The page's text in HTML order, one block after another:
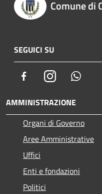
Comune di
SEGUICI SU
FacebookInstagram
AMMINISTRAZIONE
Organi di Governo
Aree Amministrative
Uffici
Enti e fondazioni
Politici